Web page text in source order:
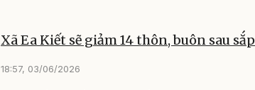
Xã Ea Kiết sẽ giảm 14 thôn, buôn sau
18:57, 03/06/2026